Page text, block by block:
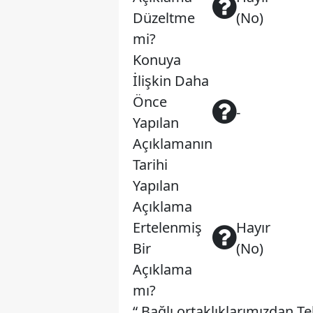
Düzeltme
mi?
(No)
Konuya
İlişkin Daha
Önce
Yapılan
Açıklamanın
Tarihi
-
Yapılan
Açıklama
Ertelenmiş
Bir
Açıklama
mı?
Hayır
(No)